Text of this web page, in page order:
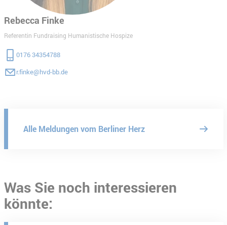
Rebecca Finke
Referentin Fundraising Humanistische Hospize
0176 34354788
r.finke@hvd-bb.de
Alle Meldungen vom Berliner Herz
Was Sie noch interessieren
könnte: